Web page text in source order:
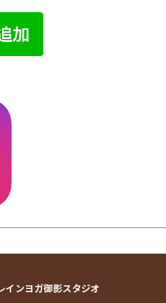
インヨガ御影スタジオ